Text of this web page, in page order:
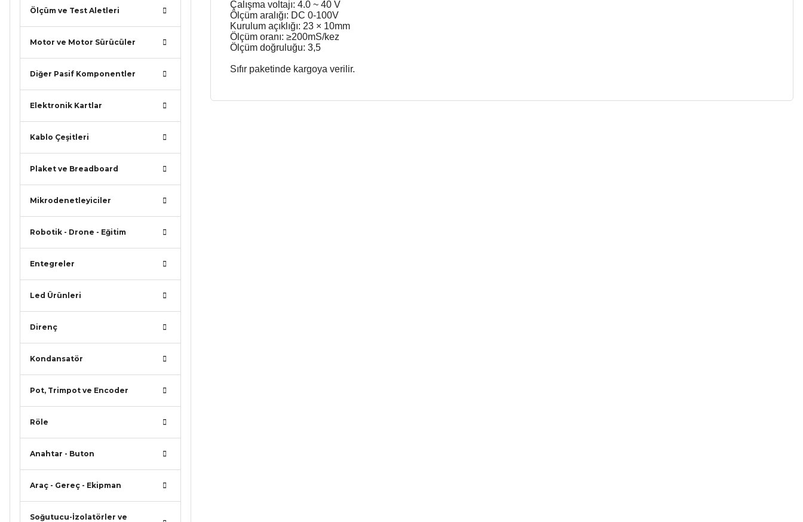
Ölçüm ve Test Aletleri
Motor ve Motor Sürücüler
Diğer Pasif Komponentler
Elektronik Kartlar
Kablo Çeşitleri
Plaket ve Breadboard
Mikrodenetleyiciler
Robotik - Drone - Eğitim
Entegreler
Led Ürünleri
Direnç
Kondansatör
Pot, Trimpot ve Encoder
Röle
Anahtar - Buton
Araç - Gereç - Ekipman
Soğutucu-İzolatörler ve
Çalışma voltajı: 4.0 ~ 40 V
Ölçüm aralığı: DC 0-100V
Kurulum açıklığı: 23 × 10mm
Ölçüm oranı: ≥200mS/kez
Ölçüm doğruluğu: 3,5
Sıfır paketinde kargoya verilir.